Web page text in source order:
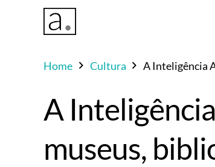
Home Cultura A Inteligência
A
museus,